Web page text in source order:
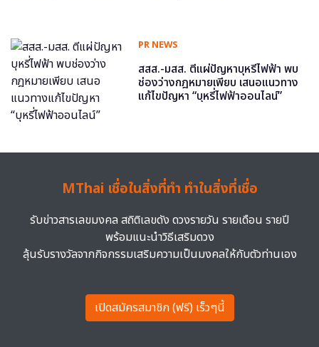
PR NEWS
สสส.-มสส. ตีแผ่ปัญหาบุหรี่ไฟฟ้า พบ
ช่องว่างกฎหมายเพียบ เสนอแนวทาง
แก้ไขปัญหา “บุหรี่ไฟฟ้าออนไลน์”
MThai เชื่อในสิ่งที่ทำ ทำในสิ่งที่เชื่อ
รับข่าวสารเลขมงคล สถิติเลขดัง ดวงรายวัน รายเดือน รายปี
พร้อมแนะนำวิธีเสริมดวง
ลุ้นรับรางวัลจากกิจกรรมเสริมความเป็นมงคลให้กับตัวท่านเอง
เปิดสมัครสมาชิก (ฟรี) เร็วๆนี้